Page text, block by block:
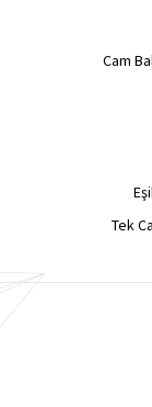
Cam
Tek